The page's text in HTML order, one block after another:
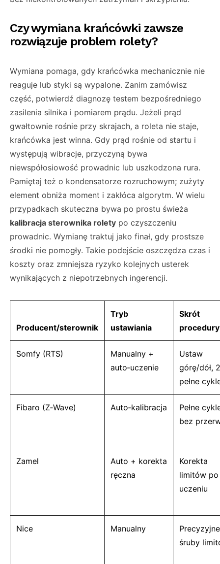
Czy wymiana krańcówki zawsze
rozwiązuje problem rolety?
Wymiana pomaga, gdy krańcówka mechanicznie nie
reaguje lub styki są wypalone. Zanim zamówisz
część, potwierdź diagnozę testem bezpośredniego
zasilenia silnika i pomiarem prądu. Jeżeli prąd
gwałtownie rośnie przy skrajach, a roleta nie staje,
krańcówka jest winna. Gdy prąd rośnie od startu i
występują wibracje, przyczyną bywa
niewspółosiowość prowadnic lub uszkodzona rura.
Pamiętaj też o kondensatorze rozruchowym; zużyty
element obniża moment i zakłóca algorytm. W wielu
przypadkach skuteczna bywa po prostu świeża
kalibracja sterownika rolety po czyszczeniu
prowadnic. Wymianę traktuj jako finał, gdy prostsze
środki nie pomogły. Takie podejście oszczędza czas i
koszty oraz zmniejsza ryzyko kolejnych usterek
wynikających z niepotrzebnych ingerencji.
Producent/sterownik
Tryb
ustawiania
Skrót
procedury
Somfy (RTS)
Manualny +
auto‑uczenie
Ustaw
górę/dół, 2
pełne
Fibaro (Z‑Wave) Auto‑kalibracja
Pełne
bez
Zamel
Auto + korekta
ręczna
Korekta
limitów po
uczeniu
Nice Manualny
Precyzyjne
śruby